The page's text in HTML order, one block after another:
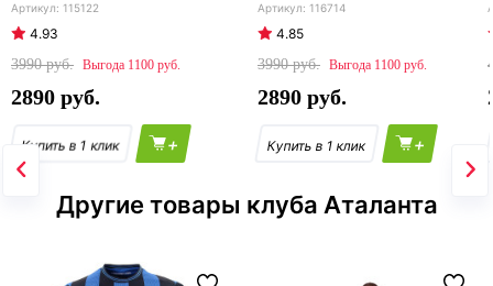
115122
4.93
3990
1100
2890
+
116714
4.85
3990
1100
2890
+
Другие товары клуба Аталанта